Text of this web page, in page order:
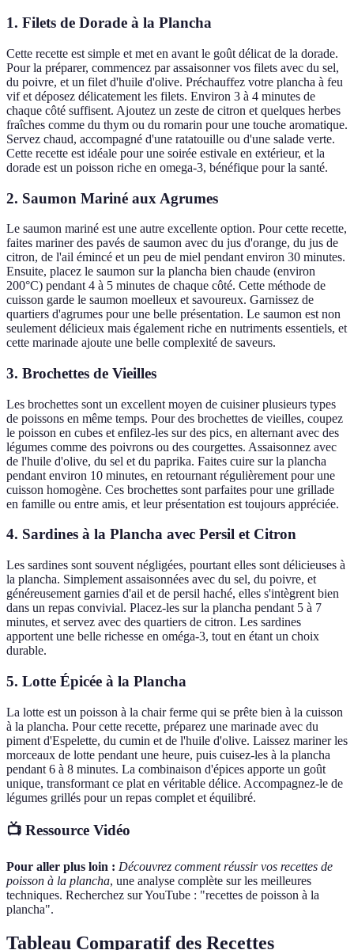
1. Filets de Dorade à la Plancha
Cette recette est simple et met en avant le goût délicat de la dorade.
Pour la préparer, commencez par assaisonner vos filets avec du sel,
du poivre, et un filet d'huile d'olive. Préchauffez votre plancha à feu
vif et déposez délicatement les filets. Environ 3 à 4 minutes de
chaque côté suffisent. Ajoutez un zeste de citron et quelques herbes
fraîches comme du thym ou du romarin pour une touche aromatique.
Servez chaud, accompagné d'une ratatouille ou d'une salade verte.
Cette recette est idéale pour une soirée estivale en extérieur, et la
dorade est un poisson riche en omega-3, bénéfique pour la santé.
2. Saumon Mariné aux Agrumes
Le saumon mariné est une autre excellente option. Pour cette recette,
faites mariner des pavés de saumon avec du jus d'orange, du jus de
citron, de l'ail émincé et un peu de miel pendant environ 30 minutes.
Ensuite, placez le saumon sur la plancha bien chaude (environ
200°C) pendant 4 à 5 minutes de chaque côté. Cette méthode de
cuisson garde le saumon moelleux et savoureux. Garnissez de
quartiers d'agrumes pour une belle présentation. Le saumon est non
seulement délicieux mais également riche en nutriments essentiels, et
cette marinade ajoute une belle complexité de saveurs.
3. Brochettes de Vieilles
Les brochettes sont un excellent moyen de cuisiner plusieurs types
de poissons en même temps. Pour des brochettes de vieilles, coupez
le poisson en cubes et enfilez-les sur des pics, en alternant avec des
légumes comme des poivrons ou des courgettes. Assaisonnez avec
de l'huile d'olive, du sel et du paprika. Faites cuire sur la plancha
pendant environ 10 minutes, en retournant régulièrement pour une
cuisson homogène. Ces brochettes sont parfaites pour une grillade
en famille ou entre amis, et leur présentation est toujours appréciée.
4. Sardines à la Plancha avec Persil et Citron
Les sardines sont souvent négligées, pourtant elles sont délicieuses à
la plancha. Simplement assaisonnées avec du sel, du poivre, et
généreusement garnies d'ail et de persil haché, elles s'intègrent bien
dans un repas convivial. Placez-les sur la plancha pendant 5 à 7
minutes, et servez avec des quartiers de citron. Les sardines
apportent une belle richesse en oméga-3, tout en étant un choix
durable.
5. Lotte Épicée à la Plancha
La lotte est un poisson à la chair ferme qui se prête bien à la cuisson
à la plancha. Pour cette recette, préparez une marinade avec du
piment d'Espelette, du cumin et de l'huile d'olive. Laissez mariner les
morceaux de lotte pendant une heure, puis cuisez-les à la plancha
pendant 6 à 8 minutes. La combinaison d'épices apporte un goût
unique, transformant ce plat en véritable délice. Accompagnez-le de
légumes grillés pour un repas complet et équilibré.
📺 Ressource Vidéo
Pour aller plus loin : Découvrez comment réussir vos recettes de
poisson à la plancha, une analyse complète sur les meilleures
techniques. Recherchez sur YouTube : "recettes de poisson à la
plancha".
Tableau Comparatif des Recettes